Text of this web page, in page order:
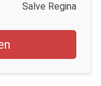
Salve Regina